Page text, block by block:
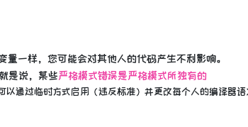
一样，您可能会对其他人的代码产生不利影响。
是说，某些严格模式错误是严格模式所独有的
以通过临时方式启用（违反标准）并更改每个人的编译器语